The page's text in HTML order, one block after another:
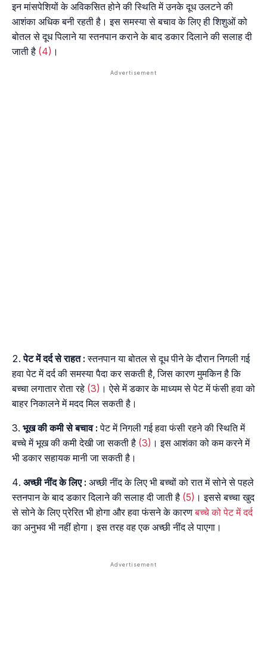
इन मांसपेशियों के अविकसित होने की स्थिति में उनके दूध उलटने की
आशंका अधिक बनी रहती है। इस समस्या से बचाव के लिए ही शिशुओं को
बोतल से दूध पिलाने या स्तनपान कराने के बाद डकार दिलाने की सलाह दी
जाती है (4) ।
पेट में दर्द से राहत : स्तनपान या बोतल से दूध पीने के दौरान निगली गई
हवा पेट में दर्द की समस्या पैदा कर सकती है, जिस कारण मुमकिन है कि
बच्चा लगातार रोता रहे (3) । ऐसे में डकार के माध्यम से पेट में फंसी हवा को
बाहर निकालने में मदद मिल सकती है।
भूख की कमी से बचाव : पेट में निगली गई हवा फंसी रहने की स्थिति में
बच्चे में भूख की कमी देखी जा सकती है (3) । इस आशंका को कम करने में
भी डकार सहायक मानी जा सकती है।
अच्छी नींद के लिए : अच्छी नींद के लिए भी बच्चों को रात में सोने से पहले
स्तनपान के बाद डकार दिलाने की सलाह दी जाती है (5) । इससे बच्चा खुद
से सोने के लिए प्रेरित भी होगा और हवा फंसने के कारणबच्चे को पेट में दर्द
का अनुभव भी नहीं होगा। इस तरह वह एक अच्छी नींद ले पाएगा।